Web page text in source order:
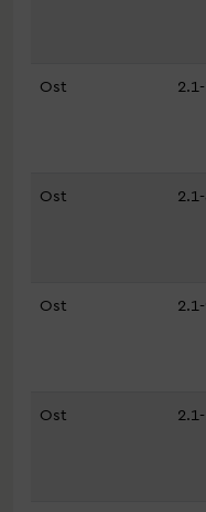
Ost
Ost
Ost
Ost